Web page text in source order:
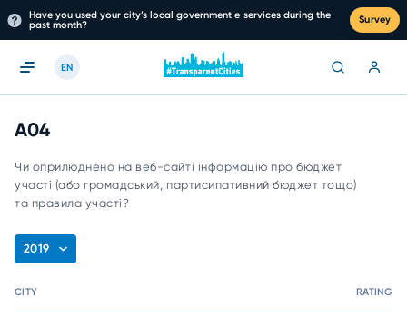
Have you used your city’s local government e‑services during the
past month?
Survey
EN
A04
Чи оприлюднено на веб-сайті інформацію про бюджет
участі (або громадський, партисипативний бюджет тощо)
та правила участі?
2019
CITY RATING